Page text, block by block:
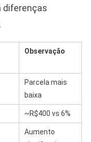
diferenças
Observação
Parcela mais
baixa
~R$400 vs 6%
Aumento